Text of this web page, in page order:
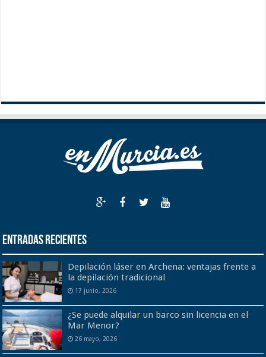
Entradas recientes
Depilación láser en Archena: ventajas frente a
la depilación tradicional
17 junio, 2026
¿Se puede alquilar un barco sin licencia en el
Mar Menor?
26 mayo, 2026